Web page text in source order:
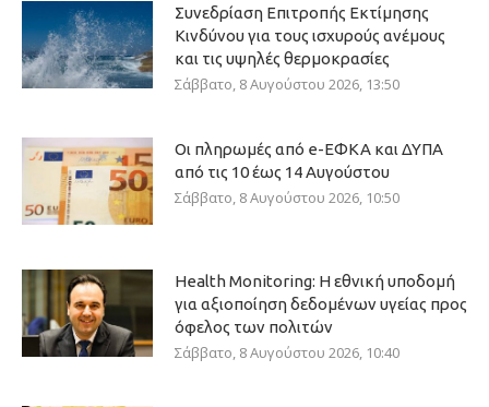
Συνεδρίαση Επιτροπής Εκτίμησης
Κινδύνου για τους ισχυρούς ανέμους
και τις υψηλές θερμοκρασίες
Σάββατο, 8 Αυγούστου 2026, 13:50
Οι πληρωμές από e-ΕΦΚΑ και ΔΥΠΑ
από τις 10 έως 14 Αυγούστου
Σάββατο, 8 Αυγούστου 2026, 10:50
Health Monitoring: Η εθνική υποδομή
για αξιοποίηση δεδομένων υγείας προς
όφελος των πολιτών
Σάββατο, 8 Αυγούστου 2026, 10:40